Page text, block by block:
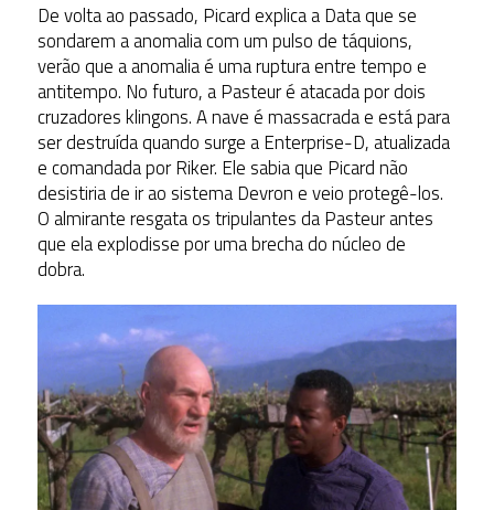
De volta ao passado, Picard explica a Data que se
sondarem a anomalia com um pulso de táquions,
verão que a anomalia é uma ruptura entre tempo e
antitempo. No futuro, a Pasteur é atacada por dois
cruzadores klingons. A nave é massacrada e está para
ser destruída quando surge a Enterprise-D, atualizada
e comandada por Riker. Ele sabia que Picard não
desistiria de ir ao sistema Devron e veio protegê-los.
O almirante resgata os tripulantes da Pasteur antes
que ela explodisse por uma brecha do núcleo de
dobra.